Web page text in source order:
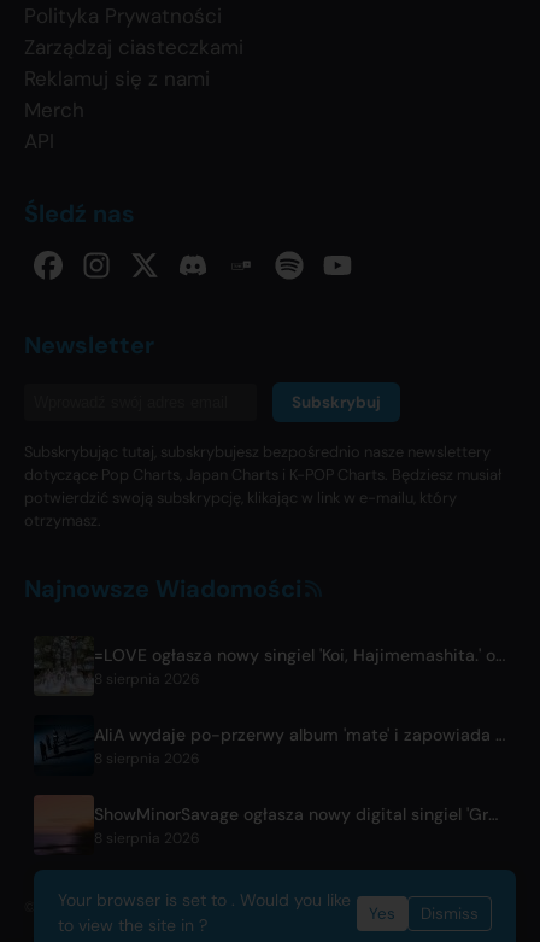
Polityka Prywatności
Zarządzaj ciasteczkami
Reklamuj się z nami
Merch
API
Śledź nas
Newsletter
Subskrybuj
Subskrybując tutaj, subskrybujesz bezpośrednio nasze newslettery
dotyczące Pop Charts, Japan Charts i K-POP Charts. Będziesz musiał
potwierdzić swoją subskrypcję, klikając w link w e-mailu, który
otrzymasz.
Najnowsze Wiadomości
=LOVE ogłasza nowy singiel 'Koi, Hajimemashita.' oraz koncerty w Tokyo Dome
8 sierpnia 2026
AliA wydaje po-przerwy album 'mate' i zapowiada koncert w Tokio
8 sierpnia 2026
ShowMinorSavage ogłasza nowy digital singiel 'Gradation'
8 sierpnia 2026
© 2026 OnlyHit. All rights reserved. - Metadata provided byACRCloud
Your browser is set to . Would you like
to view the site in ?
Yes Dismiss